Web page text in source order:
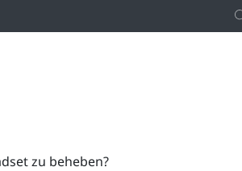
zu beheben?